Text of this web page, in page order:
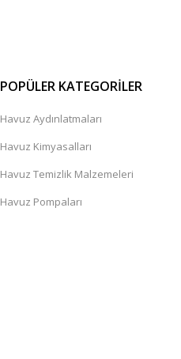
POPÜLER KATEGORİLER
Havuz Aydınlatmaları
Havuz Kimyasalları
Havuz Temizlik Malzemeleri
Havuz Pompaları